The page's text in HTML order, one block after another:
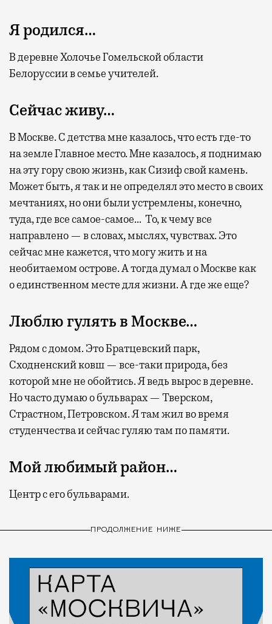
Я родился…
В деревне Холочье Гомельской области
Белоруссии в семье учителей.
Сейчас живу…
В Москве. С детства мне казалось, что есть где-то
на земле Главное место. Мне казалось, я поднимаю
на эту гору свою жизнь, как Сизиф свой камень.
Может быть, я так и не определял это место в своих
мечтаниях, но они были устремлены, конечно,
туда, где все самое-самое… То, к чему все
направлено — в словах, мыслях, чувствах. Это
сейчас мне кажется, что могу жить и на
необитаемом острове. А тогда думал о Москве как
о единственном месте для жизни. А где же еще?
Люблю гулять в Москве…
Рядом с домом. Это Братцевский парк,
Сходненский ковш — все-таки природа, без
которой мне не обойтись. Я ведь вырос в деревне.
Но часто думаю о бульварах — Тверском,
Страстном, Петровском. Я там жил во время
студенчества и сейчас гуляю там по памяти.
Мой любимый район…
Центр с его бульварами.
ПРОДОЛЖЕНИЕ НИЖЕ